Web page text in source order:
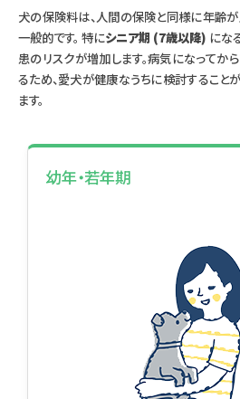
犬の保険料は、人間の保険と同様に年齢
一般的です。 特にシニア期 (7歳以降) にな
患のリスクが増加します。病気になってか
るため、愛犬が健康なうちに検討すること
ます。
幼年・若年期